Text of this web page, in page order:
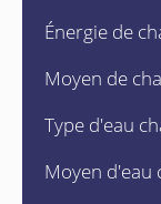
Énergie de
Moyen de
Type d'eau
Moyen d'eau